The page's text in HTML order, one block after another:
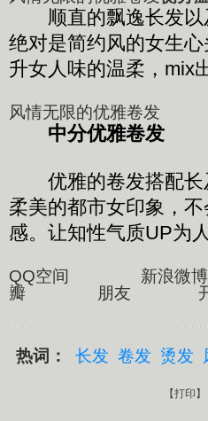
顺直的飘逸长发以
绝对是简约风的女生
升女人味的温柔，mix
风情无限的优雅卷发
中分优雅卷发
优雅的卷发搭配长
柔美的都市女印象，
感。让知性气质UP为
QQ空间 新
瓣 朋友 开
热词： 长发 卷发 烫发
【打印